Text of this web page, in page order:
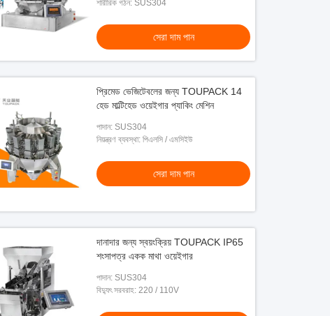
শারীরিক গঠন: SUS304
সেরা দাম পান
প্রিমেড ভেজিটেবলের জন্য TOUPACK 14
হেড মাল্টিহেড ওয়েইগার প্যাকিং মেশিন
পাদান: SUS304
নিয়ন্ত্রণ ব্যবস্থা: পিএলসি / এমসিইউ
সেরা দাম পান
দানাদার জন্য স্বয়ংক্রিয় TOUPACK IP65
শংসাপত্র একক মাথা ওয়েইগার
পাদান: SUS304
বিদ্যুৎ সরবরাহ: 220 / 110V